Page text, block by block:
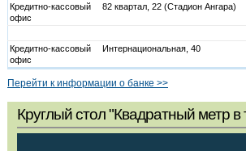
Кредитно-кассовый
офис
82 квартал, 22 (Стадион Ангара)
Кредитно-кассовый
офис
Интернациональная, 40
Перейти к информации о банке >>
Круглый стол "Квадратный метр в